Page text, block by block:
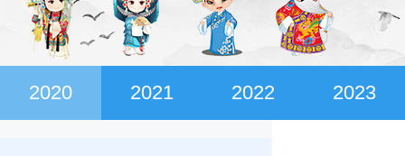
2020 2021 2022 2023